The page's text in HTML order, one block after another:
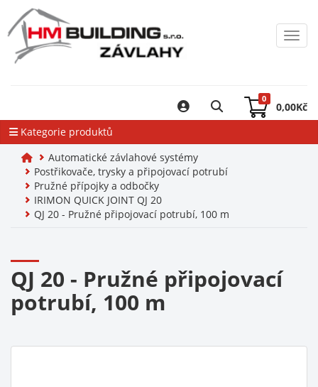
0
0,00Kč
Kategorie produktů
Automatické závlahové systémy
Postřikovače, trysky a připojovací potrubí
Pružné přípojky a odbočky
IRIMON QUICK JOINT QJ 20
QJ 20 - Pružné připojovací potrubí, 100 m
QJ 20 - Pružné připojovací
potrubí, 100 m